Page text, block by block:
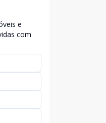
e
com